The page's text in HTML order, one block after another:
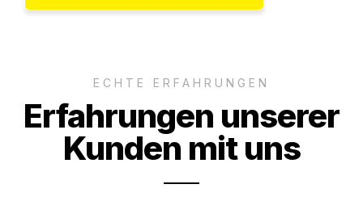
ECHTE ERFAHRUNGEN
Erfahrungen unserer
Kunden mit uns